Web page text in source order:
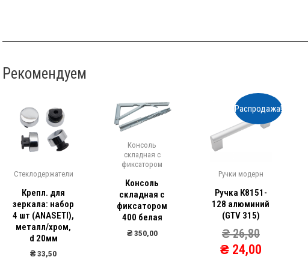
Рекомендуем
Стеклодержатели
Крепл. для
зеркала: набор
4 шт (ANASETI),
металл/хром,
d 20мм
₴33,50
Консоль
складная с
фиксатором
Консоль
складная с
фиксатором
400 белая
₴350,00
Распродажа!
Ручки модерн
Ручка К8151-
128 алюминий
(GTV 315)
₴26,80
₴24,00